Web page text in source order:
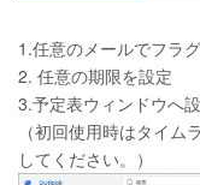
1.任意のメールでフラ
2. 任意の期限を設定
3.予定表ウィンドウへ
（初回使用時はタイ
してください。）